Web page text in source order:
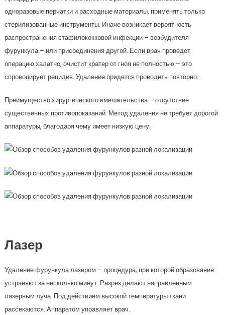
одноразовые перчатки и расходные материалы, применять только
стерилизованные инструменты. Иначе возникает вероятность
распространения стафилококковой инфекции – возбудителя
фурункула – или присоединения другой. Если врач проведет
операцию халатно, очистит кратер от гноя не полностью – это
спровоцирует рецидив. Удаление придется проводить повторно.
Преимущество хирургического вмешательства – отсутствие
существенных противопоказаний. Метод удаления не требует дорогой
аппаратуры, благодаря чему имеет низкую цену.
Лазер
Удаление фурункула лазером – процедура, при которой образование
устраняют за несколько минут. Разрез делают направленным
лазерным луча. Под действием высокой температуры ткани
рассекаются. Аппаратом управляет врач.